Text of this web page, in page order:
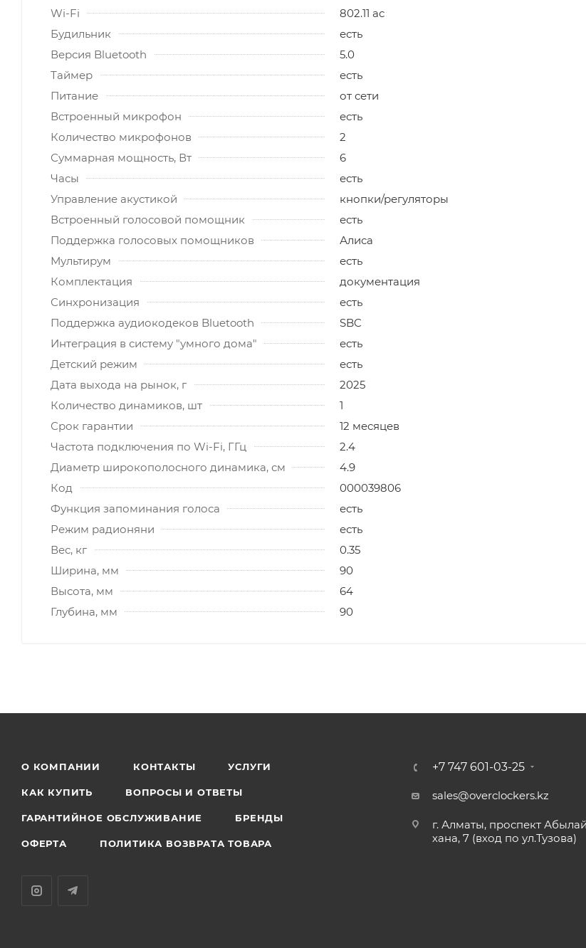
Wi-Fi
802.11 ac
Будильник
есть
Версия Bluetooth
5.0
Таймер
есть
Питание
от сети
Встроенный микрофон
есть
Количество микрофонов
2
Суммарная мощность, Вт
6
Часы
есть
Управление акустикой
кнопки/регуляторы
Встроенный голосовой помощник
есть
Поддержка голосовых помощников
Алиса
Мультирум
есть
Комплектация
документация
Синхронизация
есть
Поддержка аудиокодеков Bluetooth
SBC
Интеграция в систему "умного дома"
есть
Детский режим
есть
Дата выхода на рынок, г
2025
Количество динамиков, шт
1
Срок гарантии
12 месяцев
Частота подключения по Wi-Fi, ГГц
2.4
Диаметр широкополосного динамика, см
4.9
Код
000039806
Функция запоминания голоса
есть
Режим радионяни
есть
Вес, кг
0.35
Ширина, мм
90
Высота, мм
64
Глубина, мм
90
О КОМПАНИИ КОНТАКТЫ УСЛУГИ
КАК КУПИТЬ ВОПРОСЫ И ОТВЕТЫ
ГАРАНТИЙНОЕ ОБСЛУЖИВАНИЕ БРЕНДЫ
ОФЕРТА ПОЛИТИКА ВОЗВРАТА ТОВАРА
+7 747 601-03-25
sales@overclockers.kz
г. Алматы, проспект Абылай
хана, 7 (вход по ул.Тузова)